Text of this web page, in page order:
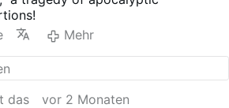
Mehr
das
vor 2 Monaten